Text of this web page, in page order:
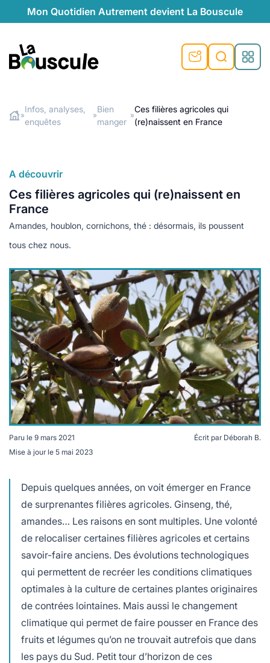
Mon Quotidien Autrement devient La Bouscule
au naturel
végétariennes
locales
plus de recyclage
durables
naturelle
naturel
témoignages
douce
Rechercher
»
Infos, analyses,
enquêtes
»
Bien
manger
»
Ces filières agricoles qui
(re)naissent en France
A découvrir
Ces filières agricoles qui (re)naissent en
France
Amandes, houblon, cornichons, thé : désormais, ils poussent
tous chez nous.
La consommation d'amandes en France et dans le
Paru le 9 mars 2021
Mise à jour le 5 mai 2023
Écrit par Déborah B.
Depuis quelques années, on voit émerger en France
de surprenantes filières agricoles. Ginseng, thé,
amandes… Les raisons en sont multiples. Une volonté
de relocaliser certaines filières agricoles et certains
savoir-faire anciens. Des évolutions technologiques
qui permettent de recréer les conditions climatiques
optimales à la culture de certaines plantes originaires
de contrées lointaines. Mais aussi le changement
climatique qui permet de faire pousser en France des
fruits et légumes qu’on ne trouvait autrefois que dans
les pays du Sud. Petit tour d’horizon de ces